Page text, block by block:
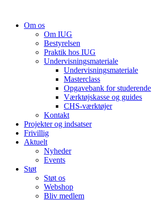
indholdOm os
Om IUG
Bestyrelsen
Praktik hos IUG
Undervisningsmateriale
Undervisningsmateriale
Masterclass
Opgavebank for studerende
Værktøjskasse og guides
CHS-værktøjer
Kontakt
Projekter og indsatser
Frivillig
Aktuelt
Nyheder
Events
Støt
Støt os
Webshop
Bliv medlem